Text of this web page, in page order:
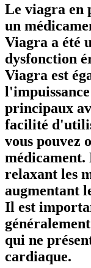
Le viagra en
un
Viagra a été
dysfonction
Viagra est
principaux
facilité
vous pouvez
médicament.
relaxant les
augmentant
Il est
qui ne
cardiaque.